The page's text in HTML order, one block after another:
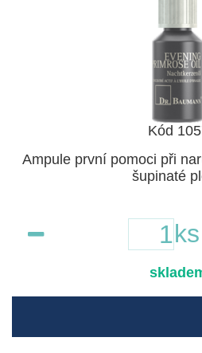
Kód
Ampule první pomoci při
šupinaté
ks